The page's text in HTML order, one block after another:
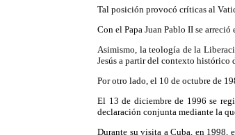
Tal posición provocó críticas al
Con el Papa Juan Pablo II se
Asimismo, la teología de la
Jesús a partir del contexto histórico
Por otro lado, el 10 de octubre de
El 13 de diciembre de 1996 se
declaración conjunta mediante la
Durante su visita a Cuba, en 1998,